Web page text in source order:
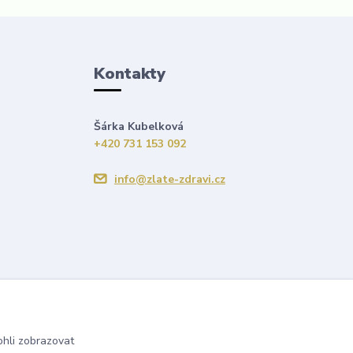
Kontakty
Šárka Kubelková
+420 731 153 092
info@zlate-zdravi.cz
zobrazovat